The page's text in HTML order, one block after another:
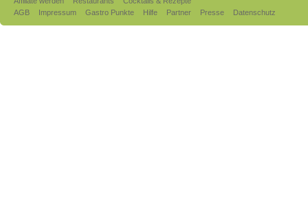
AGB
Impressum Gastro Punkte Hilfe Partner Presse Datenschutz